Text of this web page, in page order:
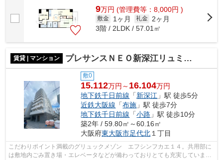
9万円 (管理費等：8,000円 )
敷金 1ヶ月 礼金
2ヶ月
3階 / 2LDK / 57.01㎡
賃貸 | マンション プレサンスＮＥＯ新深江リュミエル 長堂小学校
敷0
15.112万円～ 16.104万円
地下鉄千日前線 「新深江 」駅 徒歩5分
近鉄大阪線 「布施 」駅 徒歩7分
地下鉄千日前線 「小路 」駅 徒歩10分
築2年 / 59.80㎡～60.16㎡
大阪府東大阪市足代北 １丁目
こだわりポイント満載のグリュックメゾン エフシンフカエ１４。共用部に
は敷地内ごみ置き場・エレベータなどが備わっておりとても充実していま